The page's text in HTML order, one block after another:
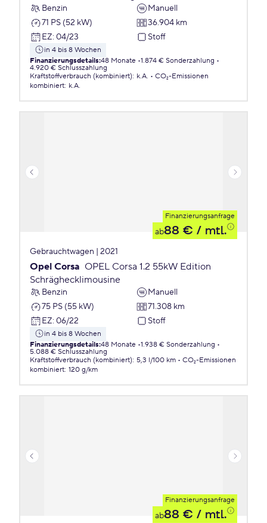
Benzin
Manuell
71 PS (52 kW)
36.904 km
EZ: 04/23 Stoff
in 4 bis 8 Wochen
Finanzierungsdetails:48 Monate 1.874 € Sonderzahlung
4.920 € Schlusszahlung
Kraftstoffverbrauch (kombiniert): k.A.
CO₂-Emissionen
kombiniert: k.A.
Finanzierungsanfrage
ab88 € / mtl.
Gebrauchtwagen | 2021
Opel Corsa OPEL Corsa 1.2 55kW Edition
Schräghecklimousine
Benzin
Manuell
75 PS (55 kW)
71.308 km
EZ: 06/22 Stoff
in 4 bis 8 Wochen
Finanzierungsdetails:48 Monate 1.938 € Sonderzahlung
5.088 € Schlusszahlung
Kraftstoffverbrauch (kombiniert): 5,3 l/100 km
CO₂-Emissionen
kombiniert: 120 g/km
Finanzierungsanfrage
ab88 € / mtl.